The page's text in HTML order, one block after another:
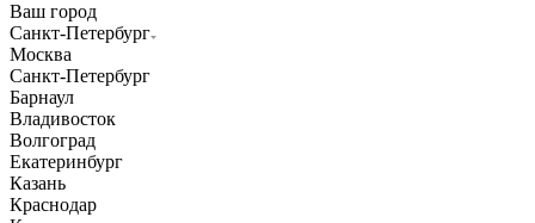
Ваш город
Санкт-Петербург
Москва
Санкт-Петербург
Барнаул
Владивосток
Волгоград
Екатеринбург
Казань
Краснодар